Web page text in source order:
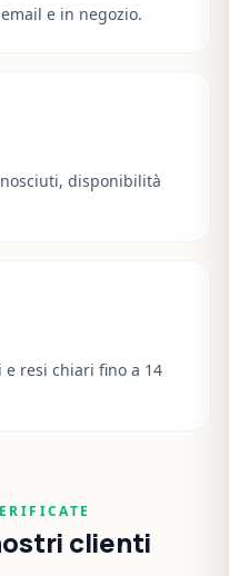
e in negozio.
disponibilità
resi chiari fino a 14
clienti